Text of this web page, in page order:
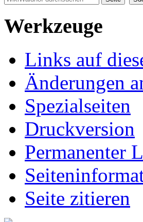
Werkzeuge
Links auf
Änderungen
Spezialseiten
Druckversion
Permanenter
Seite zitieren